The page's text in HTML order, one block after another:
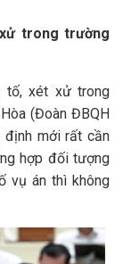
trong trường
tố, xét xử trong
(Đoàn ĐBQH
định mới rất cần
hợp đối tượng
vụ án thì không